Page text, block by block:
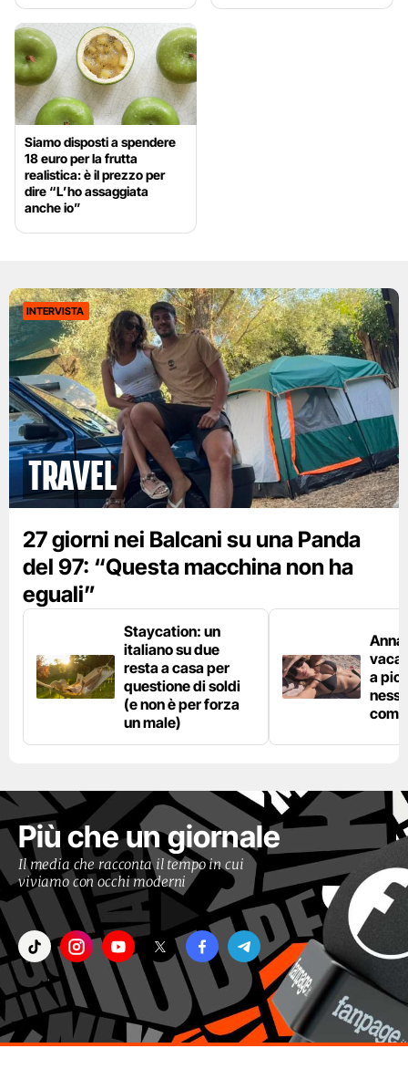
Siamo disposti a spendere
18 euro per la frutta
realistica: è il prezzo per
dire “L’ho assaggiata
anche io”
INTERVISTA
Travel
27 giorni nei Balcani su una Panda
del 97: “Questa macchina non ha
eguali”
Staycation: un
italiano su due
resta a casa per
questione di soldi
(e non è per forza
un male)
Anna
a
Più che un giornale
Il media che racconta il tempo in cui
viviamo con occhi moderni